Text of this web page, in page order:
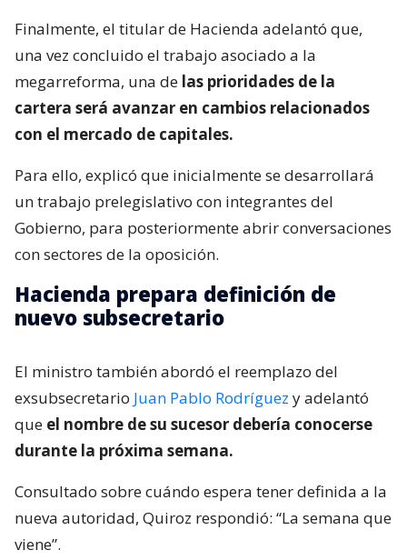
Finalmente, el titular de Hacienda adelantó que,
una vez concluido el trabajo asociado a la
megarreforma, una de las prioridades de la
cartera será avanzar en cambios relacionados
con el mercado de capitales.
Para ello, explicó que inicialmente se desarrollará
un trabajo prelegislativo con integrantes del
Gobierno, para posteriormente abrir conversaciones
con sectores de la oposición.
Hacienda prepara definición de
nuevo subsecretario
El ministro también abordó el reemplazo del
exsubsecretario Juan Pablo Rodríguez y adelantó
que el nombre de su sucesor debería conocerse
durante la próxima semana.
Consultado sobre cuándo espera tener definida a la
nueva autoridad, Quiroz respondió: “La semana que
viene”.